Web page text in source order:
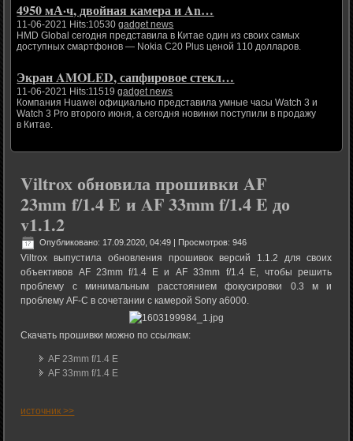
4950 мА·ч, двойная камера и An…
11-06-2021 Hits:10530gadget news
HMD Global сегодня представила в Китае один из своих самых
доступных смартфонов — Nokia C20 Plus ценой 110 долларов.
Экран AMOLED, сапфировое стекл…
11-06-2021 Hits:11519gadget news
Компания Huawei официально представила умные часы Watch 3 и
Watch 3 Pro второго июня, а сегодня новинки поступили в продажу
в Китае.
Viltrox обновила прошивки AF
23mm f/1.4 E и AF 33mm f/1.4 E до
v1.1.2
Опубликовано: 17.09.2020, 04:49 | Просмотров: 946
Viltrox выпустила обновления прошивок версий 1.1.2 для своих
объективов AF 23mm f/1.4 E и AF 33mm f/1.4 E, чтобы решить
проблему с минимальным расстоянием фокусировки 0.3 м и
проблему AF-C в сочетании с камерой Sony a6000.
Скачать прошивки можно по ссылкам:
AF 23mm f/1.4 E
AF 33mm f/1.4 E
источник >>